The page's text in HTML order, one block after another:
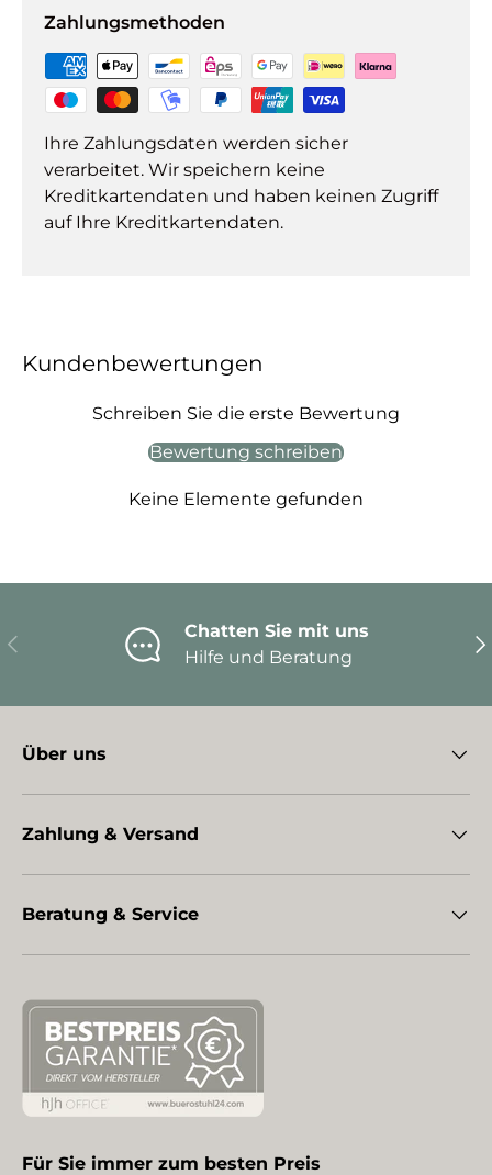
Zahlungsmethoden
Ihre Zahlungsdaten werden sicher
verarbeitet. Wir speichern keine
Kreditkartendaten und haben keinen Zugriff
auf Ihre Kreditkartendaten.
Kundenbewertungen
Schreiben Sie die erste Bewertung
Bewertung schreiben
Keine Elemente gefunden
Vorherige
Chatten Sie mit uns
Hilfe und Beratung
Über uns
Zahlung & Versand
Beratung & Service
Für Sie immer zum besten Preis